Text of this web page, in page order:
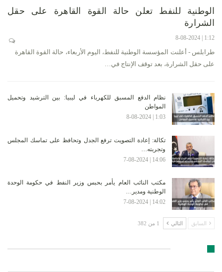
الوطنية للنفط تعلن حالة القوة القاهرة على حقل
الشرارة
1:12 | 8-08-2024
طرابلس - أعلنت المؤسسة الوطنية للنفط، اليوم الأربعاء، حالة القوة القاهرة
على حقل الشرارة، بعد توقف الإنتاج في…
نظام الدفع المسبق للكهرباء في ليبيا: بين الترشيد وتحميل
المواطن
1:03 | 8-08-2024
تكالة: إعادة التصويت ترفع الجدل وتحافظ على تماسك المجلس
وتجربته…
14:06 | 7-08-2024
مكتب النائب العام يأمر بحبس وزير النفط في حكومة الوحدة
الوطنية ومدير…
14:02 | 7-08-2024
السابق التالي 1 من 382